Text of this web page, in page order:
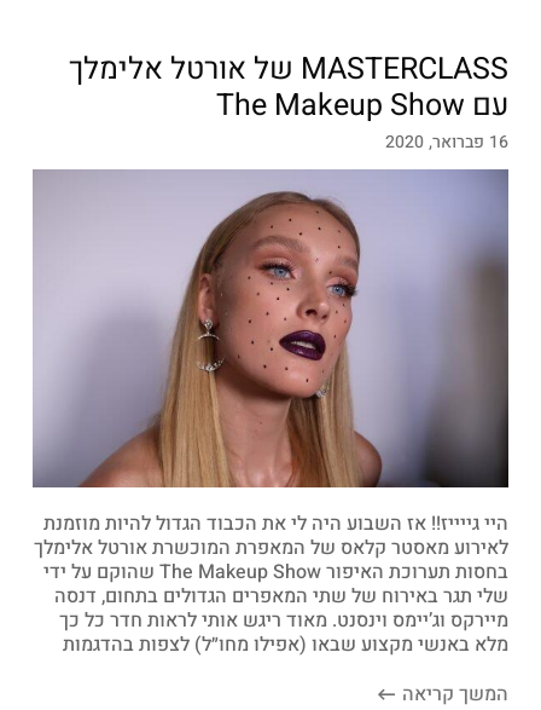
MASTERCLASS של אורטל אלימלך
עם The Makeup Show
16 פברואר, 2020
היי גייייז!! אז השבוע היה לי את הכבוד הגדול להיות מוזמנת
לאירוע מאסטר קלאס של המאפרת המוכשרת אורטל אלימלך
בחסות תערוכת האיפור The Makeup Show שהוקם על ידי
שלי תגר באירוח של שתי המאפרים הגדולים בתחום, דנסה
מיירקס וג’יימס וינסנט. מאוד ריגש אותי לראות חדר כל כך
מלא באנשי מקצוע שבאו (אפילו מחו״ל) לצפות בהדגמות
המשך קריאה